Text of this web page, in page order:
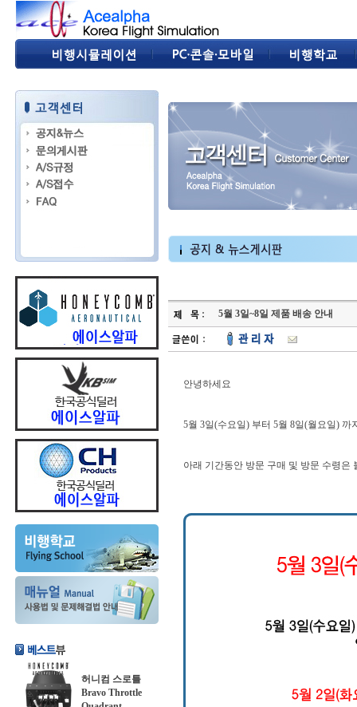
허니컴 스로틀
Bravo Throttle
5월 3일~8일 제품 배송 안내
안녕하세요
5월 3일(수요일) 부터 5월 8일(월요일)
아래 기간동안 방문 구매 및 방문 수령은